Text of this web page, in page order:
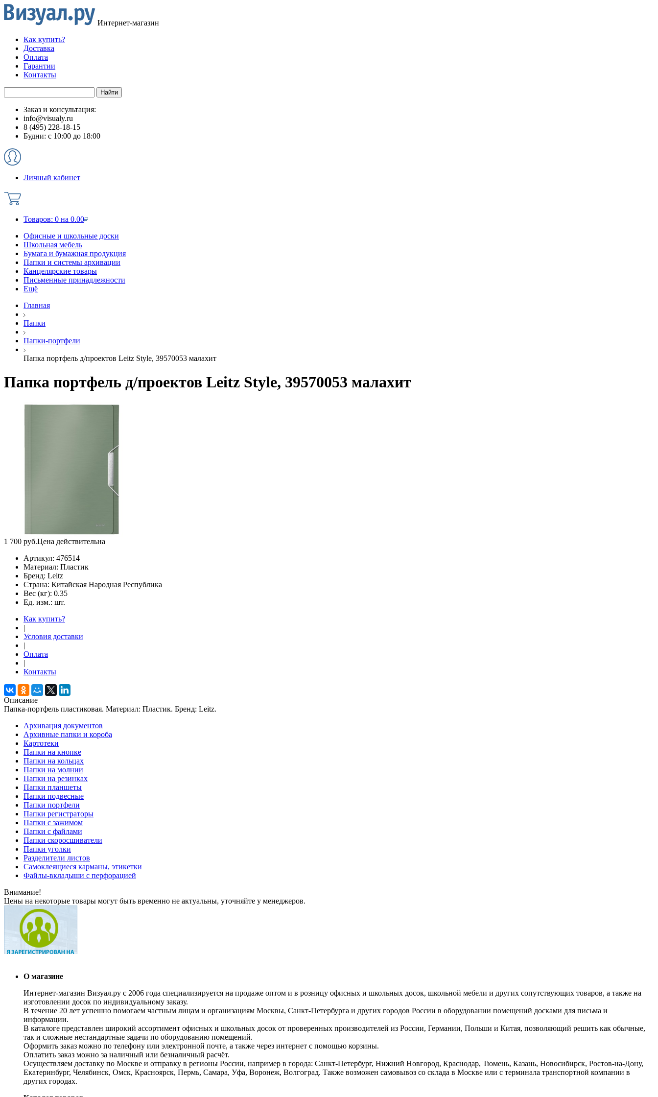
Интернет-магазин
Как купить?
Доставка
Оплата
Гарантии
Контакты
Заказ и консультация:
info@visualy.ru
8 (495) 228-18-15
Будни: с 10:00 до 18:00
Личный кабинет
Товаров: 0 на 0.00
Офисные и школьные доски
Школьная мебель
Бумага и бумажная продукция
Папки и системы архивации
Канцелярские товары
Письменные принадлежности
Ещё
Главная
Папки
Папки-портфели
Папка портфель д/проектов Leitz Style, 39570053 малахит
Папка портфель д/проектов Leitz Style, 39570053 малахит
1 700 руб.Цена действительна
Артикул: 476514
Материал: Пластик
Бренд: Leitz
Страна: Китайская Народная Республика
Вес (кг): 0.35
Ед. изм.: шт.
Как купить?
|
Условия доставки
|
Оплата
|
Контакты
Описание
Папка-портфель пластиковая. Материал: Пластик. Бренд: Leitz.
Архивация документов
Архивные папки и короба
Картотеки
Папки на кнопке
Папки на кольцах
Папки на молнии
Папки на резинках
Папки планшеты
Папки подвесные
Папки портфели
Папки регистраторы
Папки с зажимом
Папки с файлами
Папки скоросшиватели
Папки уголки
Разделители листов
Самоклеящиеся карманы, этикетки
Файлы-вкладыши с перфорацией
Внимание!
Цены на некоторые товары могут быть временно не актуальны, уточняйте у менеджеров.
О магазине
Интернет-магазин Визуал.ру с 2006 года специализируется на продаже оптом и в розницу офисных и школьных досок, школьной мебели и других сопутствующих товаров, а также на
изготовлении досок по индивидуальному заказу.
В течение 20 лет успешно помогаем частным лицам и организациям Москвы, Санкт-Петербурга и других городов России в оборудовании помещений досками для письма и
информации.
В каталоге представлен широкий ассортимент офисных и школьных досок от проверенных производителей из России, Германии, Польши и Китая, позволяющий решить как обычные,
так и сложные нестандартные задачи по оборудованию помещений.
Оформить заказ можно по телефону или электронной почте, а также через интернет с помощью корзины.
Оплатить заказ можно за наличный или безналичный расчёт.
Осуществляем доставку по Москве и отправку в регионы России, например в города: Санкт-Петербург, Нижний Новгород, Краснодар, Тюмень, Казань, Новосибирск, Ростов-на-Дону,
Екатеринбург, Челябинск, Омск, Красноярск, Пермь, Самара, Уфа, Воронеж, Волгоград. Также возможен самовывоз со склада в Москве или с терминала транспортной компании в
других городах.